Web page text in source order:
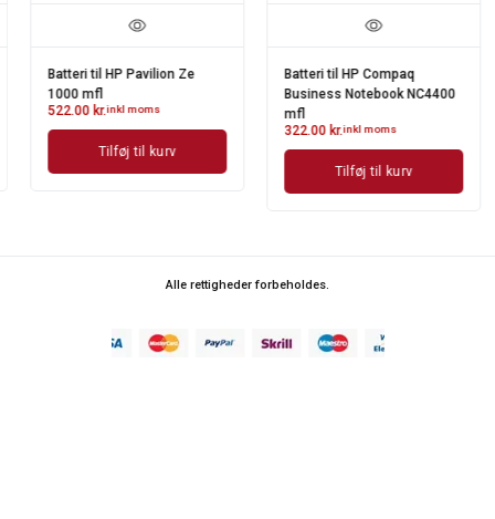
Batteri til HP Pavilion Ze
1000 mfl
522.00kr.inkl moms
Tilføj til kurv
Batteri til HP Compaq
Business Notebook NC4400
mfl
322.00kr.inkl moms
Tilføj til kurv
Alle rettigheder forbeholdes.